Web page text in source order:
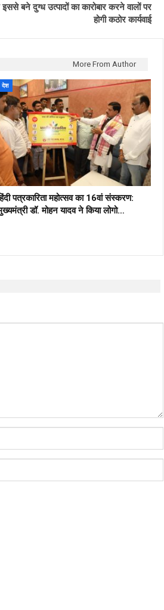
बने दुग्ध उत्पादों का कारोबार करने वालों पर
होगी कठोर कार्यवाई
More From Author
देश
पत्रकारिता महोत्सव का 16वां संस्करण:
डॉ. मोहन यादव ने किया लोगो…